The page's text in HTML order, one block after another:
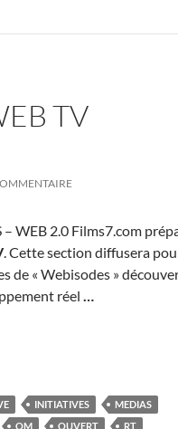
TV
WEB 2.0 Films7.com
. Cette section diffusera
de « Webisodes »
réel …
INITIATIVES
MEDIAS
OM OUVERT
RT